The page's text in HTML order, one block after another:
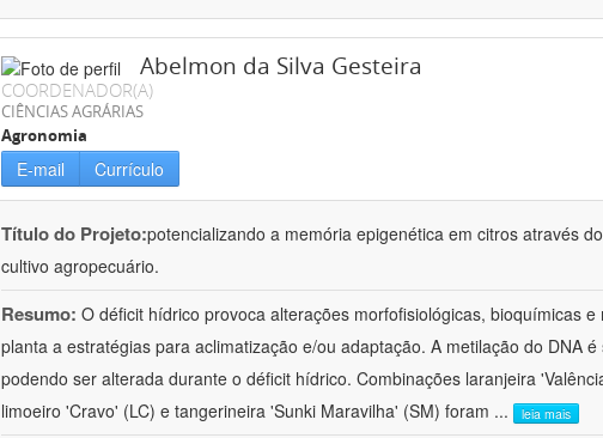
Abelmon da Silva Gesteira
COORDENADOR(A)
CIÊNCIAS AGRÁRIAS
Agronomia
E-mail Currículo
Título do Projeto:potencializando a memória epigenética em citros através
cultivo agropecuário.
Resumo: O déficit hídrico provoca alterações morfofisiológicas, bioquímicas
planta a estratégias para aclimatização e/ou adaptação. A metilação do DNA
podendo ser alterada durante o déficit hídrico. Combinações laranjeira
limoeiro 'Cravo' (LC) e tangerineira 'Sunki Maravilha' (SM) foram ... leia mais